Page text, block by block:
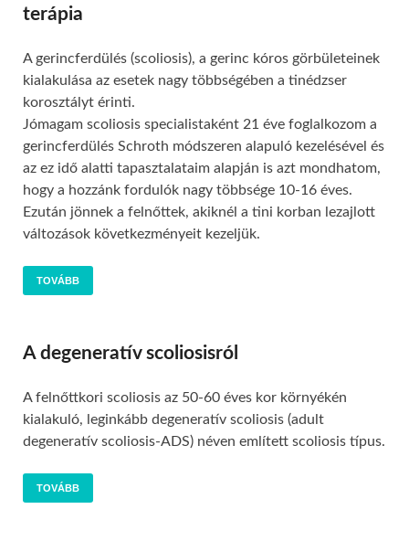
terápia
A gerincferdülés (scoliosis), a gerinc kóros görbületeinek
kialakulása az esetek nagy többségében a tinédzser
korosztályt érinti.
Jómagam scoliosis specialistaként 21 éve foglalkozom a
gerincferdülés Schroth módszeren alapuló kezelésével és
az ez idő alatti tapasztalataim alapján is azt mondhatom,
hogy a hozzánk fordulók nagy többsége 10-16 éves.
Ezután jönnek a felnőttek, akiknél a tini korban lezajlott
változások következményeit kezeljük.
TOVÁBB
A degeneratív scoliosisról
A felnőttkori scoliosis az 50-60 éves kor környékén
kialakuló, leginkább degeneratív scoliosis (adult
degeneratív scoliosis-ADS) néven említett scoliosis típus.
TOVÁBB